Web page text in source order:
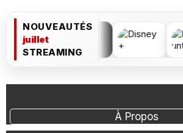
NOUVEAUTÉS
juillet
STREAMING
À Propos